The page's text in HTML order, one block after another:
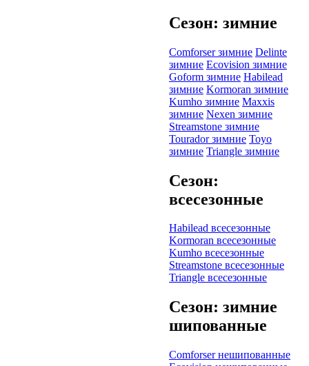
Сезон: зимние
Comforser зимние Delinte
зимние Ecovision зимние
Goform зимние Habilead
зимние Kormoran зимние
Kumho зимние Maxxis
зимние Nexen зимние
Streamstone зимние
Tourador зимние Toyo
зимние Triangle зимние
Сезон:
всесезонные
Habilead всесезонные
Kormoran всесезонные
Kumho всесезонные
Streamstone всесезонные
Triangle всесезонные
Сезон: зимние
шипованные
Comforser нешипованные